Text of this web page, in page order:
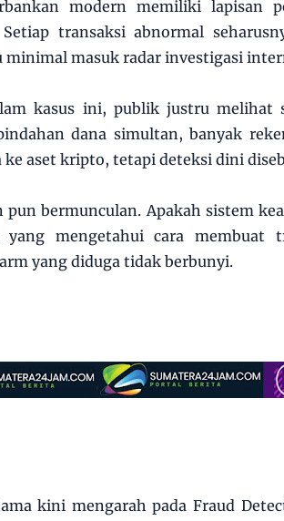
modern memiliki lapisan
transaksi abnormal
minimal masuk radar investigasi
kasus ini, publik justru melihat
dana simultan, banyak
ke aset kripto, tetapi deteksi dini
pun bermunculan. Apakah sistem
yang mengetahui cara membuat
yang diduga tidak berbunyi.
kini mengarah pada Fraud